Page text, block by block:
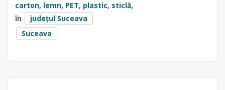
carton, lemn, PET, plastic, sticlă,
în
județul Suceava
Suceava